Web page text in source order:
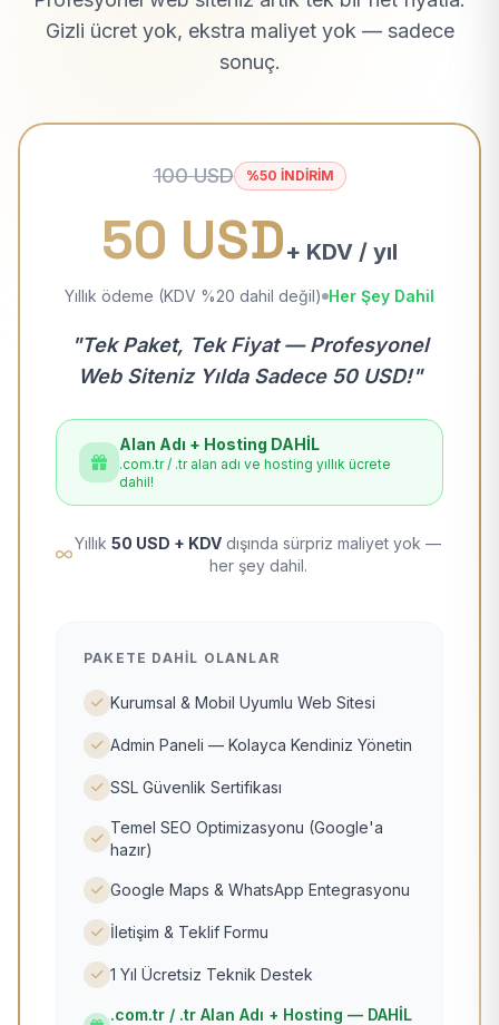
Gizli ücret yok, ekstra maliyet yok — sadece
sonuç.
100 USD %50 İNDİRİM
50 USD+ KDV / yıl
Yıllık ödeme (KDV %20 dahil değil) Her Şey Dahil
"Tek Paket, Tek Fiyat — Profesyonel
Web Siteniz Yılda Sadece 50 USD!"
Alan Adı + Hosting DAHİL
.com.tr / .tr alan adı ve hosting yıllık ücrete
dahil!
Yıllık 50 USD + KDV dışında sürpriz maliyet yok —
her şey dahil.
PAKETE DAHIL OLANLAR
Kurumsal & Mobil Uyumlu Web Sitesi
Admin Paneli — Kolayca Kendiniz Yönetin
SSL Güvenlik Sertifikası
Temel SEO Optimizasyonu (Google'a
hazır)
Google Maps & WhatsApp Entegrasyonu
İletişim & Teklif Formu
1 Yıl Ücretsiz Teknik Destek
.com.tr / .tr Alan Adı + Hosting — DAHİL